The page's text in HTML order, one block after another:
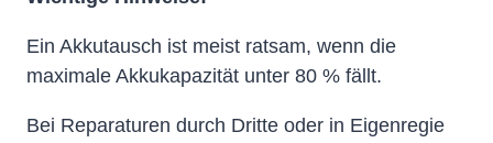
Ein Akkutausch ist meist ratsam, wenn die
maximale Akkukapazität unter 80 % fällt.
Bei Reparaturen durch Dritte oder in Eigenregie